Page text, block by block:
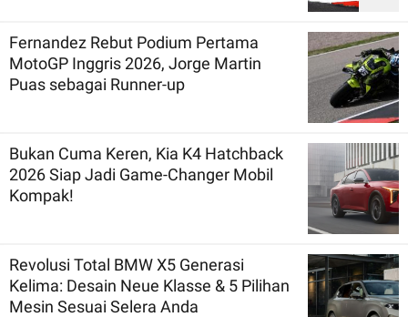
Fernandez Rebut Podium Pertama
MotoGP Inggris 2026, Jorge Martin
Puas sebagai Runner-up
Bukan Cuma Keren, Kia K4 Hatchback
2026 Siap Jadi Game-Changer Mobil
Kompak!
Revolusi Total BMW X5 Generasi
Kelima: Desain Neue Klasse & 5 Pilihan
Mesin Sesuai Selera Anda